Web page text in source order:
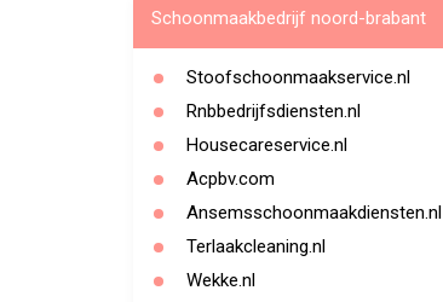
Schoonmaakbedrijf noord-brabant
Stoofschoonmaakservice.nl
Rnbbedrijfsdiensten.nl
Housecareservice.nl
Acpbv.com
Ansemsschoonmaakdiensten.nl
Terlaakcleaning.nl
Wekke.nl